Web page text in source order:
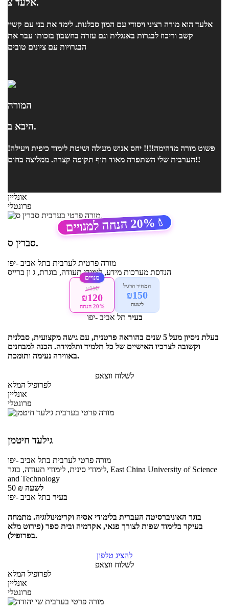
אלעד צ.
אלעד הוא מורה רציני ויסודי עם המון סבלנות. לימד את בני עם קשיי
קשב וריכוז לבגרות באנגלית וגם עזרה בחשבון בזכותו עבר את
הבגרויות עם ציונים טובים
המורה
היבא ב.
פשוט מורה מדהימה!!!! יחס אנוש מעולה ושיטת לימוד כיפית ויעילה!
הערבית שלי השתפרה מאוד תוף תקופה קצרה. ממליצה בחום!!
אונליין
פרונטלי
🏷️
20%
הנחה למנויים
סברין ס.
מורה פרטית לערבית בתל אביב -יפו
הנדסת מערכות מידע, לימודי תעודה, בוגרת, ג ון ברייס
המחיר הרגיל
₪150
לשעה
מנויים
₪150
₪120
20% הנחה
בעיר תל אביב -יפו
בעלת ניסיון מעל 5 שנים בהוראה פרטנית, עם גישה מקצועית, סבלנית
וקשובה לצרכיו האישיים של כל תלמיד ותלמידה. הכנה למבחנים
באווירה נעימה ותומכת.
לשלוח ווצאפ
לפרופיל המלא
אונליין
פרונטלי
גילעד חיטמן
מורה פרטי לערבית בתל אביב -יפו
לימודי סינית, לימודי תעודה, בוגר, East China University of Science
and Technology
50 ₪ לשעה
בעיר בתל אביב -יפו
בוגר האוניברסיטה העברית בלימודי אסיה וקרימינולוגיה. מתמחה
בעיקר בלימוד שפות לצורך פנאי, אקדמיה ובית ספר (פירוט מלא
בפרופיל).
להציג טלפון
לשלוח ווצאפ
לפרופיל המלא
אונליין
פרונטלי